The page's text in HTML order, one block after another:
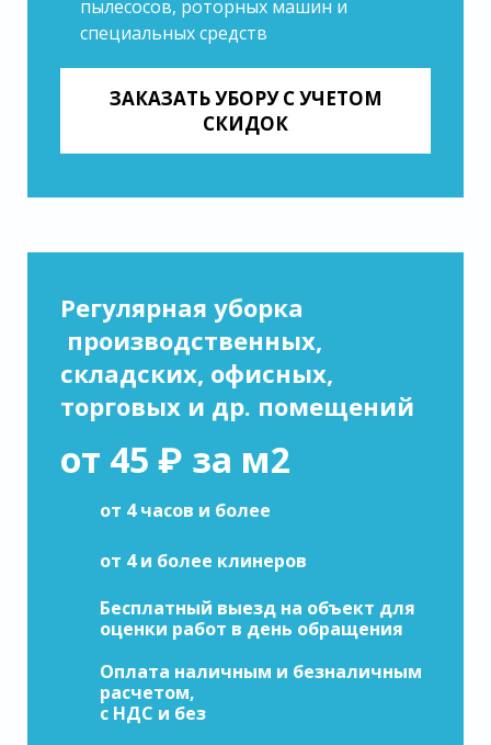
пылесосов, роторных машин и
специальных средств
ЗАКАЗАТЬ УБОРУ С УЧЕТОМ
СКИДОК
Регулярная уборка
производственных,
складских, офисных,
торговых и др. помещений
от 45 ₽ за м2
от 4 часов и более
от 4 и более клинеров
Бесплатный выезд на объект для
оценки работ в день обращения
Оплата наличным и безналичным
расчетом,
с НДС и без